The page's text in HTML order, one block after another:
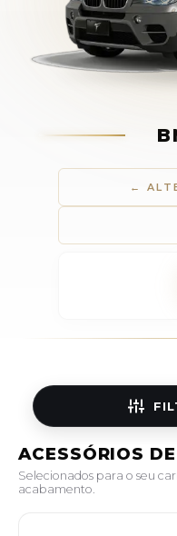
←
ACESSÓRIOS
Selecionados para o seu
acabamento.